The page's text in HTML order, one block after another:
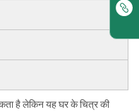
है लेकिन यह घर के चित्र की